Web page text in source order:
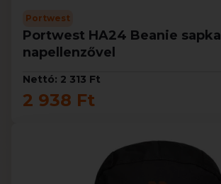
Portwest
Portwest HA24 Beanie sapka
napellenzővel
Nettó: 2 313 Ft
2 938 Ft